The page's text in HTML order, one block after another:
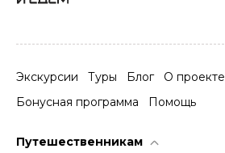
Экскурсии Туры Блог
О проекте
Бонусная программа
Помощь
Путешественникам